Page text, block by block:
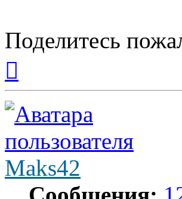
Поделитесь
началу
Maks42